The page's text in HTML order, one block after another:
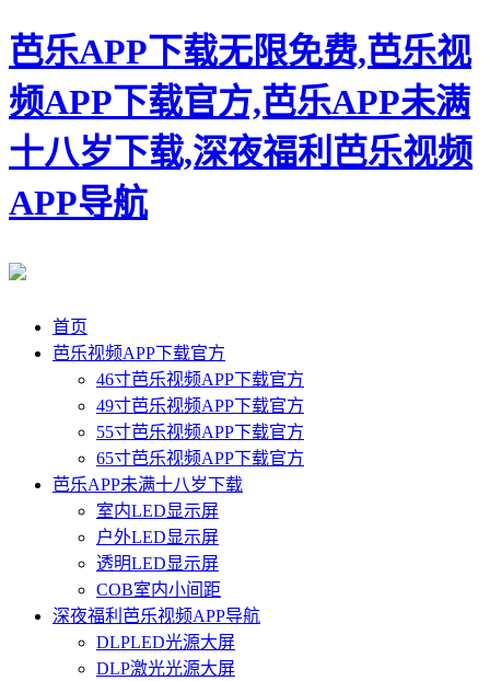
芭乐APP下载无限免费,芭乐视
频APP下载官方,芭乐APP未满
十八岁下载,深夜福利芭乐视频
APP导航
首页
芭乐视频APP下载官方
46寸芭乐视频APP下载官方
49寸芭乐视频APP下载官方
55寸芭乐视频APP下载官方
65寸芭乐视频APP下载官方
芭乐APP未满十八岁下载
室内LED显示屏
户外LED显示屏
透明LED显示屏
COB室内小间距
深夜福利芭乐视频APP导航
DLPLED光源大屏
DLP激光光源大屏